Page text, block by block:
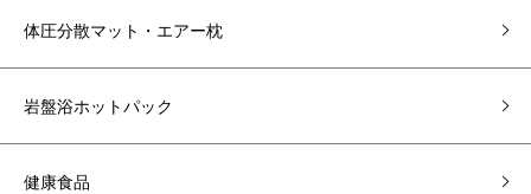
体圧分散マット・エアー枕
岩盤浴ホットパック
健康食品